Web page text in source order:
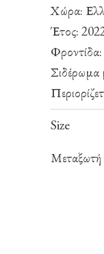
Χώρα:
Έτος:
Σιδέρωμα
Size